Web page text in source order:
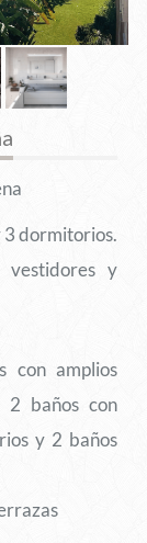
3 dormitorios.
vestidores y
con amplios
baños con
y 2 baños